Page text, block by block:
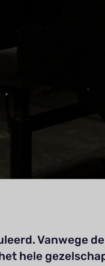
Vanwege de
hele